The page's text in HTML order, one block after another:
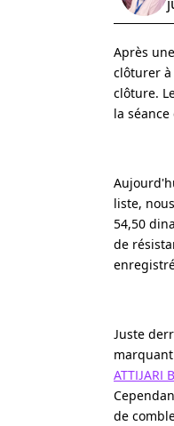
Après
clôturer à
clôture.
la
liste,
54,50
de
Juste
ATTIJARI
de